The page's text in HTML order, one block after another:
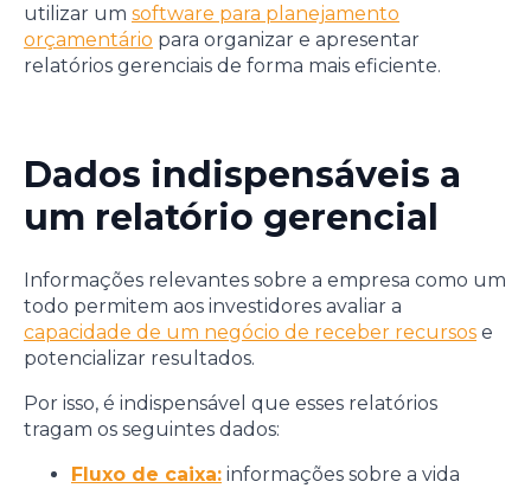
utilizar um software para planejamento
orçamentário para organizar e apresentar
relatórios gerenciais de forma mais eficiente.
Dados indispensáveis a
um relatório gerencial
Informações relevantes sobre a empresa como um
todo permitem aos investidores avaliar a
capacidade de um negócio de receber recursos e
potencializar resultados.
Por isso, é indispensável que esses relatórios
tragam os seguintes dados:
Fluxo de caixa: informações sobre a vida